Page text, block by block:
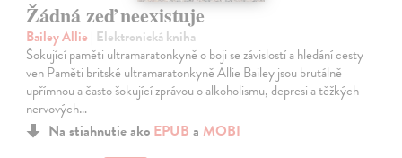
Žádná zeď neexistuje
Bailey Allie | Elektronická kniha
Šokující paměti ultramaratonkyně o boji se závislostí a hledání cesty
ven Paměti britské ultramaratonkyně Allie Bailey jsou brutálně
upřímnou a často šokující zprávou o alkoholismu, depresi a těžkých
nervových…
Na stiahnutie ako EPUB a MOBI